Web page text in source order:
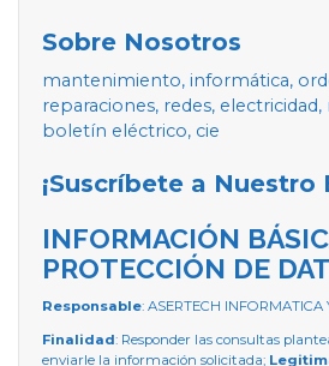
Sobre Nosotros
mantenimiento, informática,
reparaciones, redes,
boletín eléctrico, cie
¡Suscríbete a Nuestro
INFORMACIÓN
PROTECCIÓN DE
Responsable: ASERTECH INFORMATICA
Finalidad: Responder las consultas
enviarle la información solicitada;